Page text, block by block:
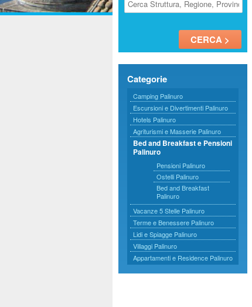
Categorie
Camping Palinuro
Escursioni e Divertimenti Palinuro
Hotels Palinuro
Agriturismi e Masserie Palinuro
Bed and Breakfast e Pensioni
Palinuro
Pensioni Palinuro
Ostelli Palinuro
Bed and Breakfast
Palinuro
Vacanze 5 Stelle Palinuro
Terme e Benessere Palinuro
Lidi e Spiagge Palinuro
Villaggi Palinuro
Appartamenti e Residence Palinuro